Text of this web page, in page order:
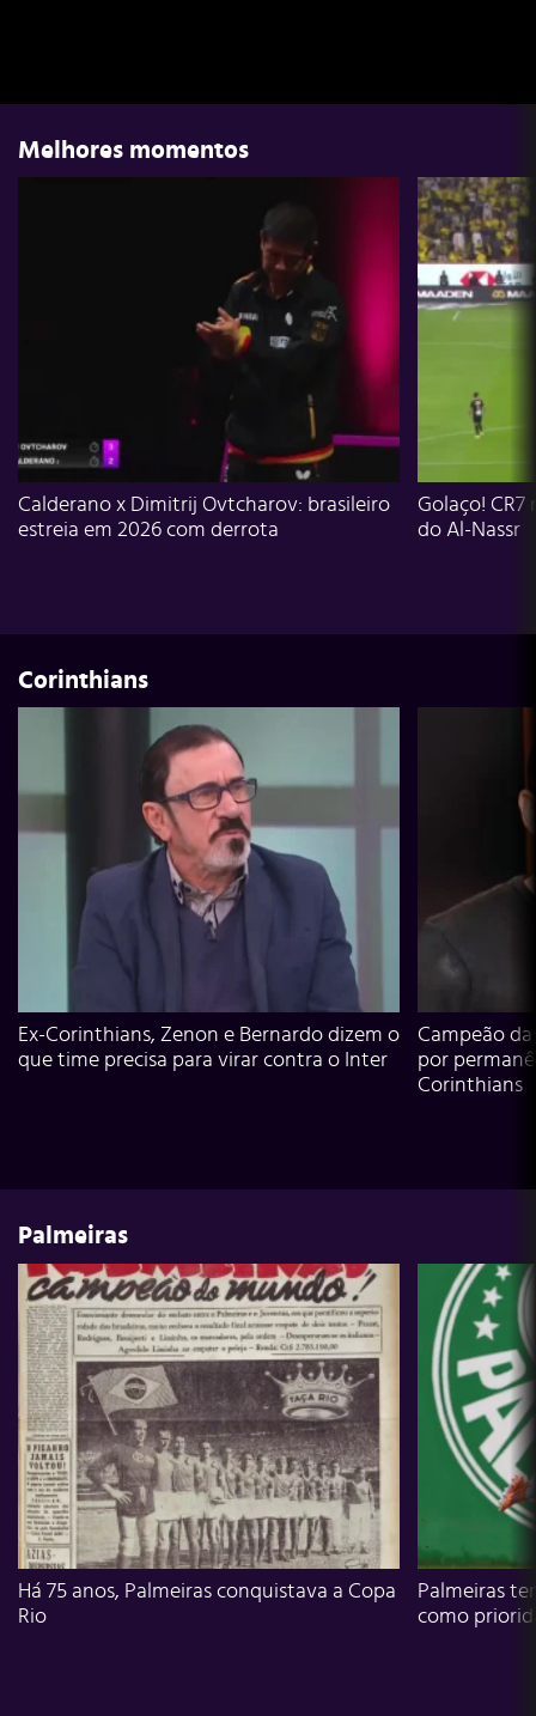
Melhores momentos
Calderano x Dimitrij Ovtcharov: brasileiro
estreia em 2026 com derrota
Golaço!
do Al-Nassr
Corinthians
Ex-Corinthians, Zenon e Bernardo dizem o
que time precisa para virar contra o Inter
Campeão
por
Corinthians
Palmeiras
Há 75 anos, Palmeiras conquistava a Copa
Rio
Palmeiras
como